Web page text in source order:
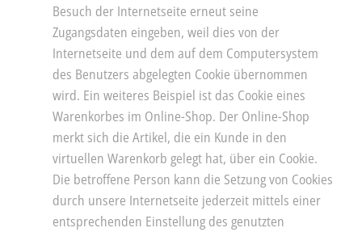
Besuch der Internetseite erneut seine
Zugangsdaten eingeben, weil dies von der
Internetseite und dem auf dem Computersystem
des Benutzers abgelegten Cookie übernommen
wird. Ein weiteres Beispiel ist das Cookie eines
Warenkorbes im Online-Shop. Der Online-Shop
merkt sich die Artikel, die ein Kunde in den
virtuellen Warenkorb gelegt hat, über ein Cookie.
Die betroffene Person kann die Setzung von Cookies
durch unsere Internetseite jederzeit mittels einer
entsprechenden Einstellung des genutzten